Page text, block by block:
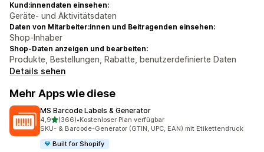
Kund:innendaten einsehen:
Geräte- und Aktivitätsdaten
Daten von Mitarbeiter:innen und Beitragenden einsehen:
Shop-Inhaber
Shop-Daten anzeigen und bearbeiten:
Produkte, Bestellungen, Rabatte, benutzerdefinierte Daten
Details sehen
Mehr Apps wie diese
MS Barcode Labels & Generator
4,9von 5 Sternen
(366)
366 Rezensionen insgesamt
•Kostenloser Plan verfügbar
SKU- & Barcode-Generator (GTIN, UPC, EAN) mit Etikettendruck
Built for Shopify